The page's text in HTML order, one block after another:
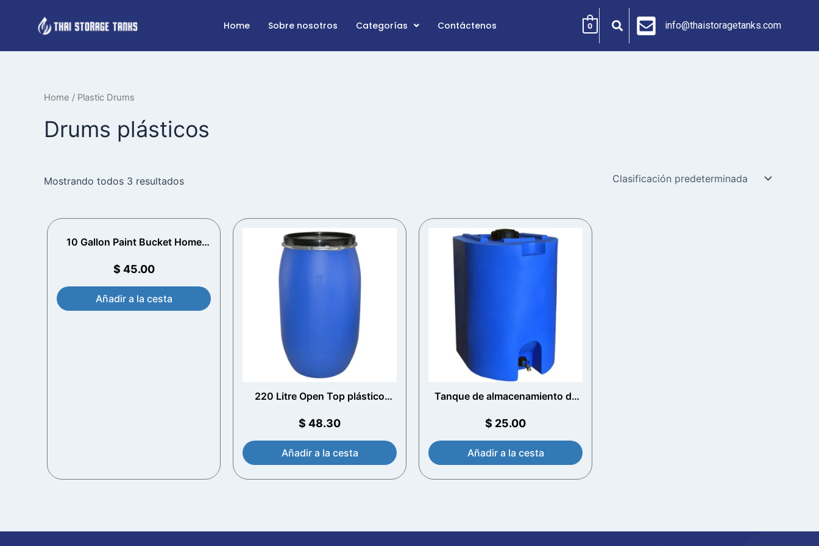
Home Sobre nosotros Categorías Contáctenos 0 info@thaistoragetanks.com
Home / Plastic Drums
Drums plásticos
Mostrando todos 3 resultados
10 Gallon Paint Bucket Home
$ 45.00
Añadir a la cesta
220 Litre Open Top plástico
$ 48.30
Añadir a la cesta
Tanque de almacenamiento de
$ 25.00
Añadir a la cesta